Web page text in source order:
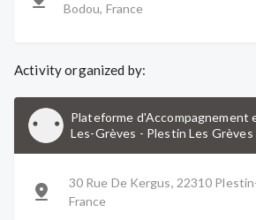
Bodou, France
Activity organized by:
Plateforme d'Accompagnement
Les-Grèves - Plestin Les Grèves
30 Rue De Kergus, 22310
France